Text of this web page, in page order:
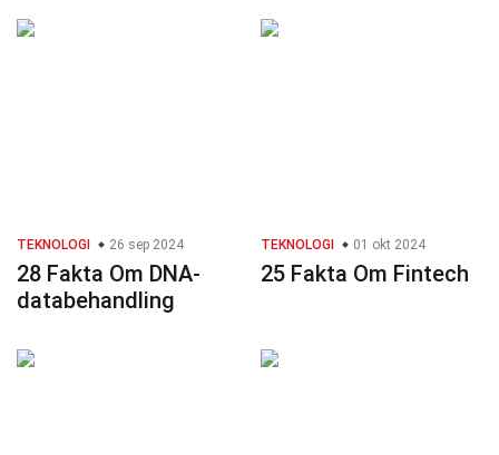
TEKNOLOGI 26 sep 2024
28 Fakta Om DNA-
databehandling
TEKNOLOGI 01 okt 2024
25 Fakta Om Fintech